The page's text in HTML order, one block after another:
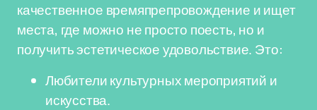
качественное времяпрепровождение и ищет
места, где можно не просто поесть, но и
получить эстетическое удовольствие. Это:
Любители культурных мероприятий и
искусства.